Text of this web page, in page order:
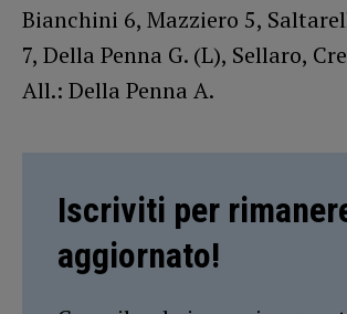
Bianchini 6, Mazziero 5,
7, Della Penna G. (L), Sellaro,
All.: Della Penna A.
Iscriviti per
aggiornato!